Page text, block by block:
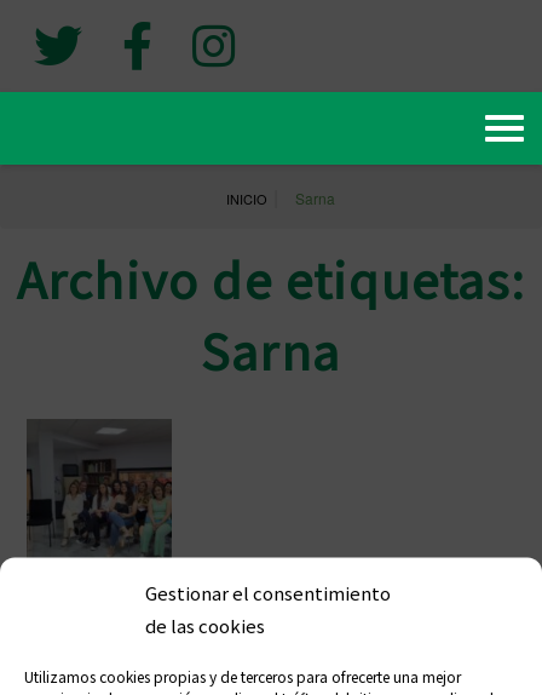
Gestionar el consentimiento
de las cookies
Utilizamos cookies propias y de terceros para ofrecerte una mejor
INICIO Sarna
Archivo de etiquetas:
Sarna
El Colegio de Farmacéuticos de Ceuta
impulsa el conocimiento sobre la
Escabiosis o Sarna